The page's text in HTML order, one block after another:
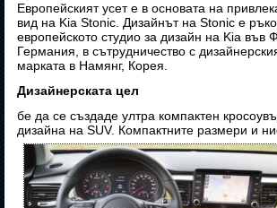
Европейският усет е в основата на
вид на Kia Stonic. Дизайнът на Stonic е
европейското студио за дизайн на Kia във
Германия, в сътрудничество с
марката в Намянг, Корея.
Дизайнерската цел
бе да се създаде ултра компактен
дизайна на SUV. Компактните размери и